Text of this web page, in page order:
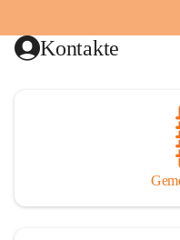
Kontakte